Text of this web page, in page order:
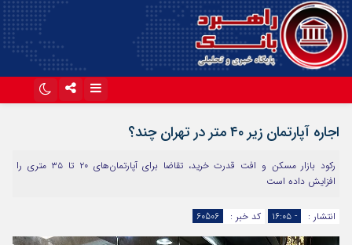
اجاره آپارتمان زیر ۴۰ متر در تهران چند؟
رکود بازار مسکن و افت قدرت خرید، تقاضا برای آپارتمان‌های ۲۰ تا ۳۵ متری را
افزایش داده است
انتشار : - ۱۶:۰۵ کد خبر : 60506